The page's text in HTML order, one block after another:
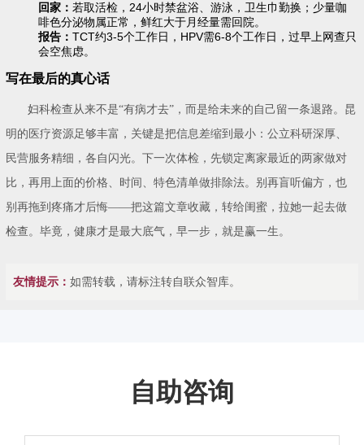
回家：若取活检，24小时禁盆浴、游泳，卫生巾勤换；少量咖
啡色分泌物属正常，鲜红大于月经量需回院。
报告：TCT约3-5个工作日，HPV需6-8个工作日，过早上网查只
会空焦虑。
写在最后的真心话
妇科检查从来不是“有病才去”，而是给未来的自己留一条退路。昆
明的医疗资源足够丰富，关键是把信息差缩到最小：公立科研深厚、
民营服务精细，各自闪光。下一次体检，先锁定离家最近的两家做对
比，再用上面的价格、时间、特色清单做排除法。别再盲听偏方，也
别再拖到疼痛才后悔——把这篇文章收藏，转给闺蜜，拉她一起去做
检查。毕竟，健康才是最大底气，早一步，就是赢一生。
友情提示： 如需转载，请标注转自联众智库。
自助咨询